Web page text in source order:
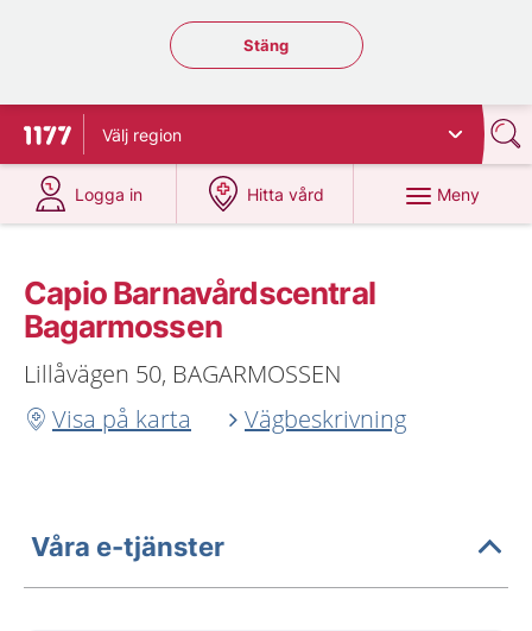
Stäng regionsväljaren
Stäng
Till startsidan för 1177
Välj region
Logga in
på 1177.se
Hitta vård
på 1177.se
Meny
Capio Barnavårdscentral
Bagarmossen
Lillåvägen 50, BAGARMOSSEN
Visa på karta
Vägbeskrivning
Våra e-tjänster